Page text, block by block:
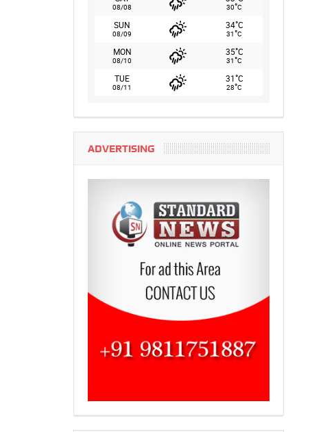
08/08 30°C
SUN
08/09
34°C
31°C
MON
08/10
35°C
31°C
TUE
08/11
31°C
28°C
ADVERTISING